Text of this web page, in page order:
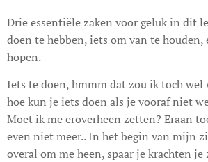
Drie essentiële zaken voor geluk in dit
doen te hebben, iets om van te
hopen.
Iets te doen, hmmm dat zou ik toch wel
hoe kun je iets doen als je vooraf niet
Moet ik me eroverheen zetten? Eraan
even niet meer.. In het begin van mijn
overal om me heen, spaar je krachten